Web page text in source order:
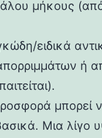
μήκους
ειδικά
ή
μπορεί
Μια λίγο